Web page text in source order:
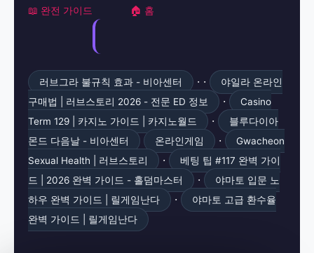
📖 완전 가이드 🏠 홈
러브그라 불규칙 효과 - 비아센터 · ·
야일라 온라인
구매법 | 러브스토리 2026 - 전문 ED 정보
·
Casino
Term 129 | 카지노 가이드 | 카지노월드
·
블루다이아
몬드 다음날 - 비아센터
온라인게임 ·
Gwacheon
Sexual Health | 러브스토리
·
베팅 팁 #117 완벽 가이
드 | 2026 완벽 가이드 - 홀덤마스터
·
야마토 입문 노
하우 완벽 가이드 | 릴게임난다
·
야마토 고급 환수율
완벽 가이드 | 릴게임난다